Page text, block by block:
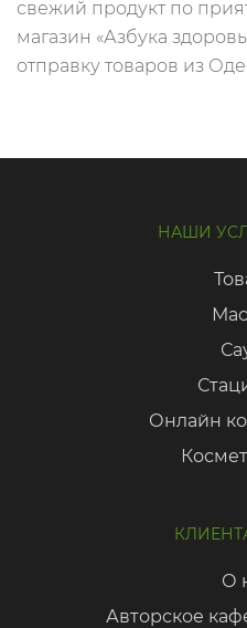
свежий продукт по
магазин «Азбука
отправку товаров из
НАШИ
Онлайн
О
Авторское